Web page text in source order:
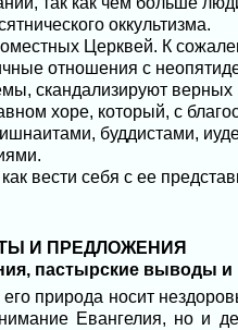
оккультизма.
Церквей. К
отношения с
скандализируют верных
хоре, который, с
буддистами,
вести себя с ее
И ПРЕДЛОЖЕНИЯ
пастырские выводы и
природа носит
Евангелия, но и